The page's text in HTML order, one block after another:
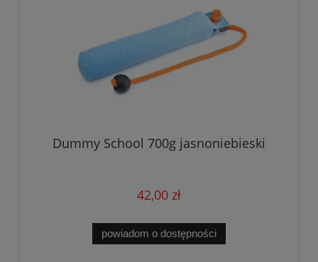
Dummy School 700g jasnoniebieski
42,00 zł
powiadom o dostępności